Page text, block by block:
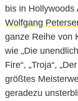
bis in Hollywoods
Wolfgang
ganze Reihe von
wie „Die
Fire“, „Troja“,
größtes
geradezu